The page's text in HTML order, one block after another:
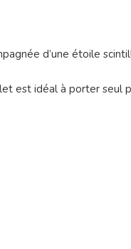
d’une étoile
est idéal à porter seul